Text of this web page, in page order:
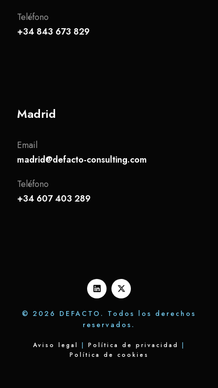
Teléfono
+34 843 673 829
Madrid
Email
madrid@defacto-consulting.com
Teléfono
+34 607 403 289
© 2026 DEFACTO. Todos los derechos
reservados.
Aviso legal | Política de privacidad
|
Política de cookies